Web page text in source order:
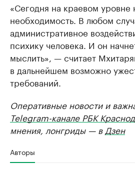
«Сегодня на краевом уровне
необходимость. В любом
административное
психику человека. И он
мыслить», — считает
в дальнейшем возможно
требований.
Оперативные новости и
Telegram-канале РБК
мнения, лонгриды — в Дзен
Авторы